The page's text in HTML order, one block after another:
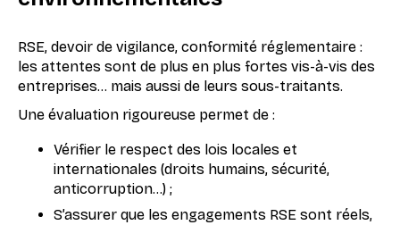
RSE, devoir de vigilance, conformité réglementaire :
les attentes sont de plus en plus fortes vis-à-vis des
entreprises… mais aussi de leurs sous-traitants.
Une évaluation rigoureuse permet de :
Vérifier le respect des lois locales et
internationales (droits humains, sécurité,
anticorruption…) ;
S’assurer que les engagements RSE sont réels,